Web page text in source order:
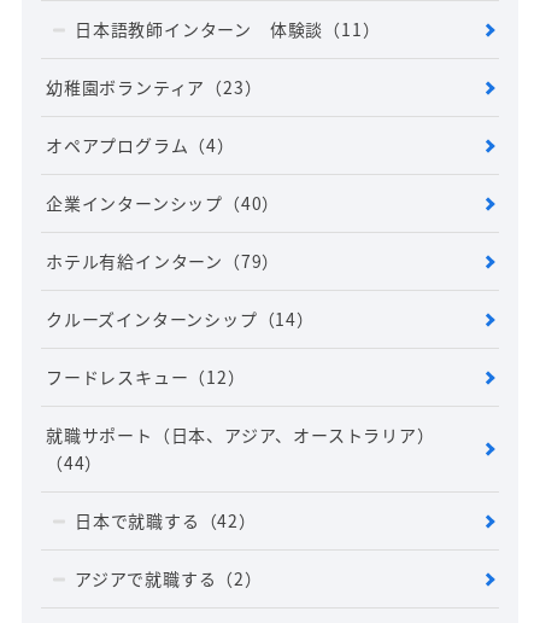
日本語教師インターン 体験談 （11）
幼稚園ボランティア （23）
オペアプログラム （4）
企業インターンシップ （40）
ホテル有給インターン （79）
クルーズインターンシップ （14）
フードレスキュー （12）
就職サポート（日本、アジア、オーストラリア）
（44）
日本で就職する （42）
アジアで就職する （2）